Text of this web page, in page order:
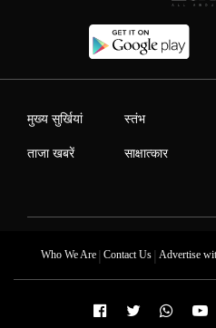
मुख्य सुर्खियां
ताजा खबरें
स्तंभ
साक्षात्कार
Who We Are| Contact Us| Advertise